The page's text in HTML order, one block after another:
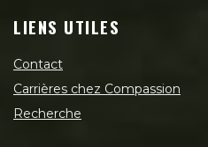
LIENS UTILES
Contact
Carrières chez Compassion
Recherche